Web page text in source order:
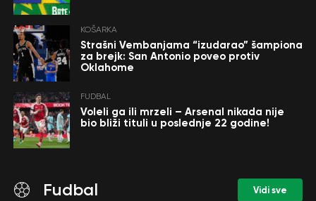
KOŠARKA
Strašni Vembanjama “izudarao” šampiona
za brejk: San Antonio poveo protiv
Oklahome
FUDBAL
Voleli ga ili mrzeli – Arsenal nikada nije
bio bliži tituli u poslednje 22 godine!
Fudbal Vidi sve